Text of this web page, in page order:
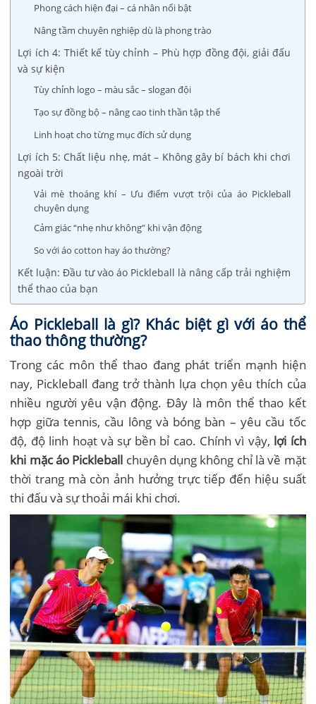
Phong cách hiện đại – cá nhân nổi bật
Nâng tầm chuyên nghiệp dù là phong trào
Lợi ích 4: Thiết kế tùy chỉnh – Phù hợp đồng đội, giải đấu
và sự kiện
Tùy chỉnh logo – màu sắc – slogan đội
Tạo sự đồng bộ – nâng cao tinh thần tập thể
Linh hoạt cho từng mục đích sử dụng
Lợi ích 5: Chất liệu nhẹ, mát – Không gây bí bách khi chơi
ngoài trời
Vải mè thoáng khí – Ưu điểm vượt trội của áo Pickleball
chuyên dụng
Cảm giác “nhẹ như không” khi vận động
So với áo cotton hay áo thường?
Kết luận: Đầu tư vào áo Pickleball là nâng cấp trải nghiệm
thể thao của bạn
Áo Pickleball là gì? Khác biệt gì với áo thể
thao thông thường?
Trong các môn thể thao đang phát triển mạnh hiện
nay, Pickleball đang trở thành lựa chọn yêu thích của
nhiều người yêu vận động. Đây là môn thể thao kết
hợp giữa tennis, cầu lông và bóng bàn – yêu cầu tốc
độ, độ linh hoạt và sự bền bỉ cao. Chính vì vậy, lợi ích
khi mặc áo Pickleball chuyên dụng không chỉ là về mặt
thời trang mà còn ảnh hưởng trực tiếp đến hiệu suất
thi đấu và sự thoải mái khi chơi.